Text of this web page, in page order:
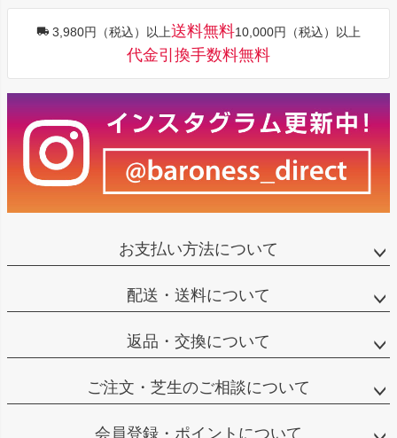
3,980円（税込）以上送料無料10,000円（税込）以上
代金引換手数料無料
お支払い方法について
配送・送料について
返品・交換について
ご注文・芝生のご相談について
会員登録・ポイントについて